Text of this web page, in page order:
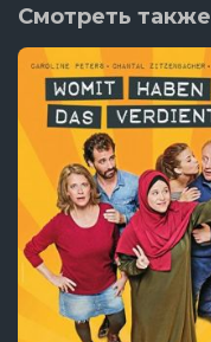
Смотреть также